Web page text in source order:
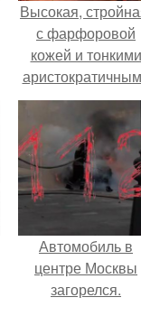
Высокая,
с фарфоровой
кожей и тонкими
чертами, эль
выглядит так, будто
сошла с
художника.
Автомобиль в
центре Москвы
загорелся.